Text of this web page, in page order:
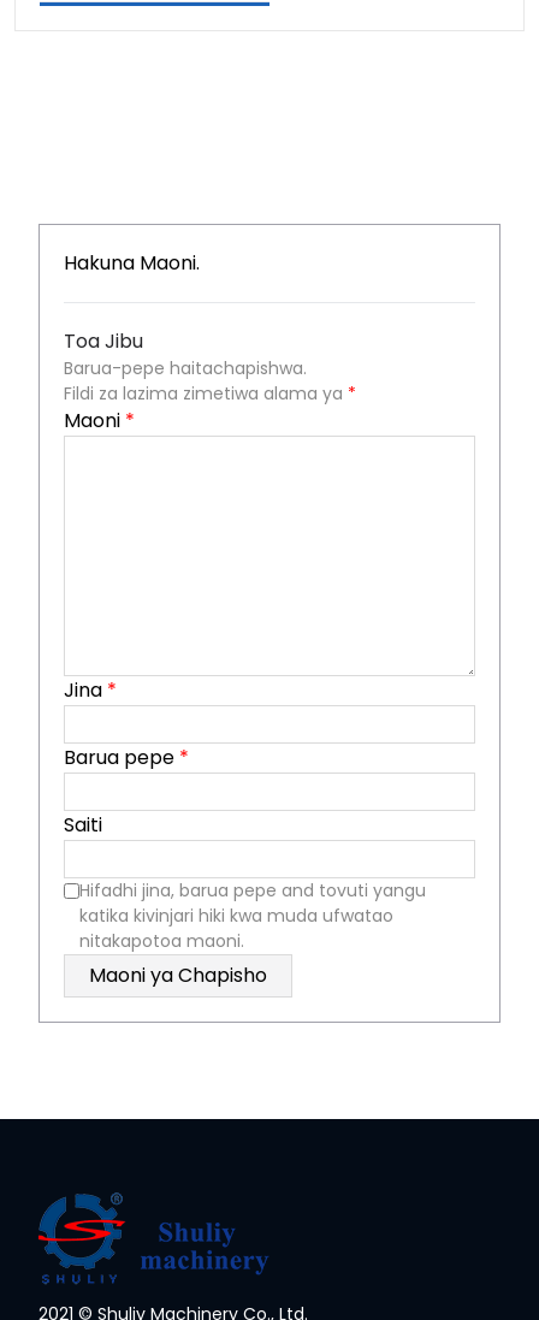
Hakuna Maoni.
Toa Jibu
Barua-pepe haitachapishwa.
Fildi za lazima zimetiwa alama ya *
Maoni *
Jina *
Barua pepe *
Saiti
Hifadhi jina, barua pepe and tovuti yangu
katika kivinjari hiki kwa muda ufwatao
nitakapotoa maoni.
2021 © Shuliy Machinery Co., Ltd.